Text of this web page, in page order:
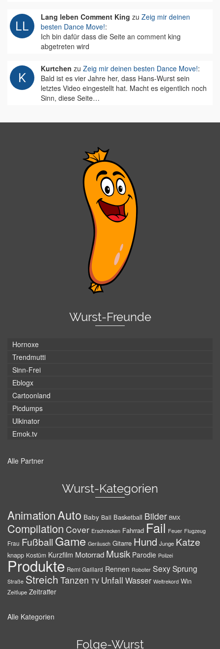
Lang leben Comment King zu Zeig mir deinen
besten Dance Move!:
Ich bin dafür dass die Seite an comment king
abgetreten wird
Kurtchen zu Zeig mir deinen besten Dance Move!:
Bald ist es vier Jahre her, dass Hans-Wurst sein
letztes Video eingestellt hat. Macht es eigentlich noch
Sinn, diese Seite…
Wurst-Freunde
Hornoxe
Trendmutti
Sinn-Frei
Eblogx
Cartoonland
Picdumps
Ulkinator
Emok.tv
Alle Partner
Wurst-Kategorien
AnimationAuto Baby Ball Basketball Bilder BMX
Compilation Cover Erschrecken Fahrrad Fail Feuer Flugzeug
Frau Fußball Game Geräusch Gitarre Hund Junge Katze
knapp Kostüm Kurzfilm Motorrad Musik Parodie Polizei
Produkte Remi Gaillard Rennen Roboter SexySprung
Straße Streich Tanzen TV Unfall Wasser Weltrekord Win
Zeitlupe Zeitraffer
Alle Kategorien
Folge-Wurst